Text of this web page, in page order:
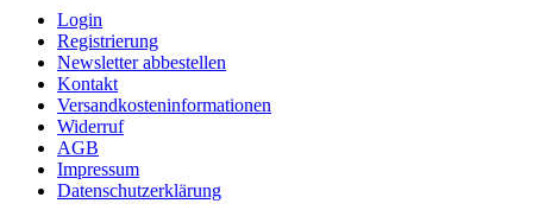
Login
Registrierung
Newsletter abbestellen
Kontakt
Versandkosteninformationen
Widerruf
AGB
Impressum
Datenschutzerklärung